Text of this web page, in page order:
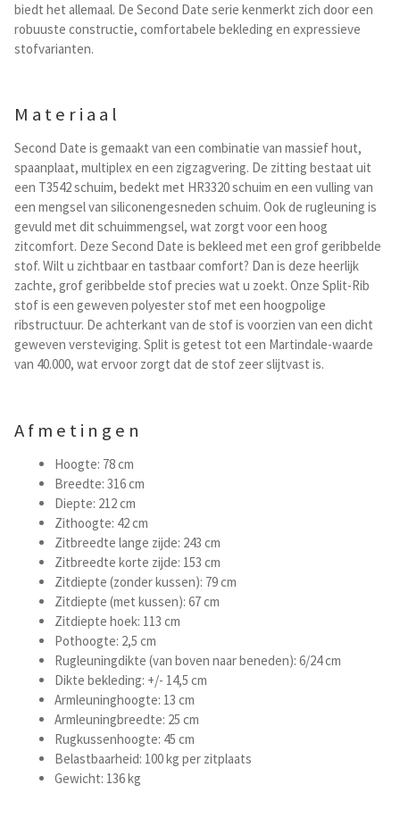
Kataloge Trends
biedt het allemaal. De Second Date serie kenmerkt zich door een
robuuste constructie, comfortabele bekleding en expressieve
stofvarianten.
Materiaal
Second Date is gemaakt van een combinatie van massief hout,
spaanplaat, multiplex en een zigzagvering. De zitting bestaat uit
een T3542 schuim, bedekt met HR3320 schuim en een vulling van
een mengsel van siliconengesneden schuim. Ook de rugleuning is
gevuld met dit schuimmengsel, wat zorgt voor een hoog
zitcomfort. Deze Second Date is bekleed met een grof geribbelde
stof. Wilt u zichtbaar en tastbaar comfort? Dan is deze heerlijk
zachte, grof geribbelde stof precies wat u zoekt. Onze Split-Rib
stof is een geweven polyester stof met een hoogpolige
ribstructuur. De achterkant van de stof is voorzien van een dicht
geweven versteviging. Split is getest tot een Martindale-waarde
van 40.000, wat ervoor zorgt dat de stof zeer slijtvast is.
Afmetingen
Hoogte: 78 cm
Breedte: 316 cm
Diepte: 212 cm
Zithoogte: 42 cm
Zitbreedte lange zijde: 243 cm
Zitbreedte korte zijde: 153 cm
Zitdiepte (zonder kussen): 79 cm
Zitdiepte (met kussen): 67 cm
Zitdiepte hoek: 113 cm
Pothoogte: 2,5 cm
Rugleuningdikte (van boven naar beneden): 6/24 cm
Dikte bekleding: +/- 14,5 cm
Armleuninghoogte: 13 cm
Armleuningbreedte: 25 cm
Rugkussenhoogte: 45 cm
Belastbaarheid: 100 kg per zitplaats
Gewicht: 136 kg